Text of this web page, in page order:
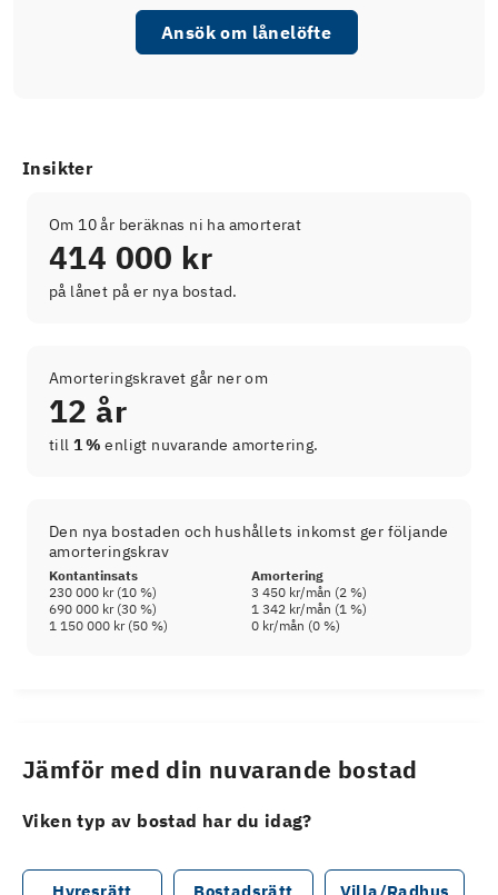
Ansök om lånelöfte
Insikter
Om 10 år beräknas ni ha amorterat
414 000 kr
på lånet på er nya bostad.
Amorteringskravet går ner om
12 år
till 1 % enligt nuvarande amortering.
Den nya bostaden och hushållets inkomst ger följande
amorteringskrav
Kontantinsats
Amortering
230 000 kr(10 %) 3 450 kr/mån (2 %)
690 000 kr(30 %) 1 342 kr/mån (1 %)
1 150 000 kr(50 %) 0 kr/mån (0 %)
Jämför med din nuvarande bostad
Viken typ av bostad har du idag?